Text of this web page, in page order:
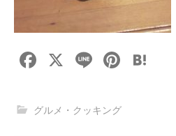
F
c
X
Li
e
Pi
グルメ・クッキング